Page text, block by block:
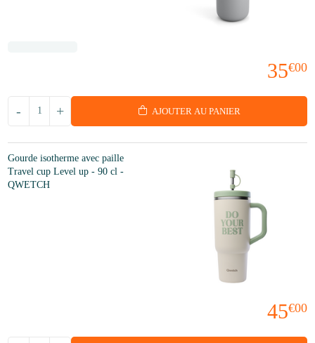
35€00
+
- AJOUTER AU PANIER
Gourde isotherme avec paille
Travel cup Level up - 90 cl -
QWETCH
45€00